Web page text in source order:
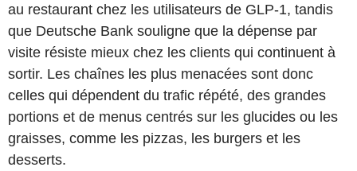
au restaurant chez les utilisateurs de GLP-1, tandis
que Deutsche Bank souligne que la dépense par
visite résiste mieux chez les clients qui continuent à
sortir. Les chaînes les plus menacées sont donc
celles qui dépendent du trafic répété, des grandes
portions et de menus centrés sur les glucides ou les
graisses, comme les pizzas, les burgers et les
desserts.